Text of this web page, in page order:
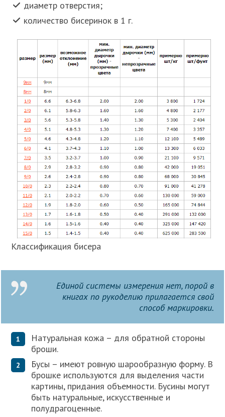
диаметр отверстия;
количество бисеринок в 1 г.
Классификация бисера
Единой системы измерения нет, порой в
книгах по рукоделию прилагается свой
способ маркировки.
Натуральная кожа – для обратной стороны
броши.
Бусы – имеют ровную шарообразную форму. В
брошке используются для выделения части
картины, придания объемности. Бусины могут
быть натуральные, искусственные и
полудрагоценные.